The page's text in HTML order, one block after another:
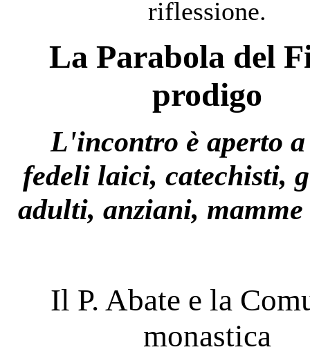
riflessione.
La Parabola del
prodigo
L'incontro è aperto
fedeli laici, catechisti,
adulti, anziani, mamme
Il P. Abate e la
monastica